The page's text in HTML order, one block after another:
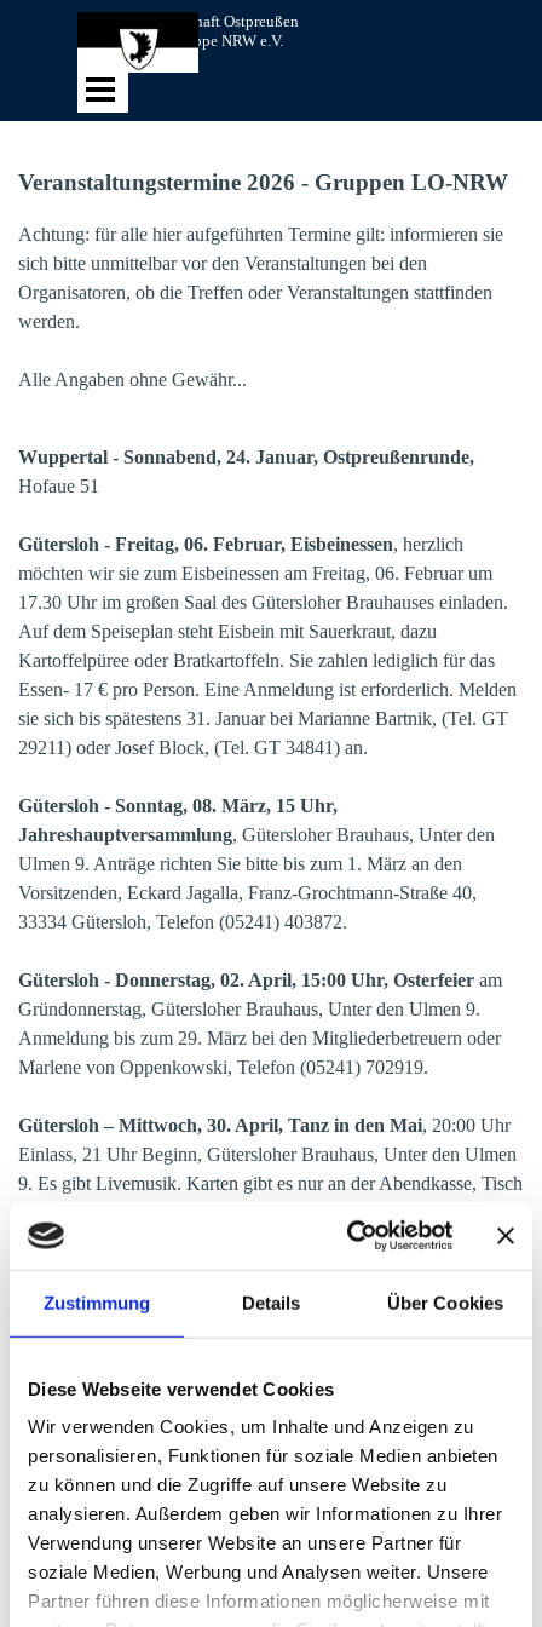
Zustimmung Details Über Cookies
Diese Webseite verwendet Cookies
Wir verwenden Cookies, um Inhalte und Anzeigen zu
personalisieren, Funktionen für soziale Medien anbieten
zu können und die Zugriffe auf unsere Website zu
analysieren. Außerdem geben wir Informationen zu Ihrer
Verwendung unserer Website an unsere Partner für
soziale Medien, Werbung und Analysen weiter. Unsere
Partner führen diese Informationen möglicherweise mit
Direkt zum Seiteninhalt
Landsmannschaft Ostpreußen
Landesgruppe NRW e.V.
Menü überspringen
Veranstaltungstermine 2026 - Gruppen LO-NRW
Achtung: für alle hier aufgeführten Termine gilt: informieren sie
sich bitte unmittelbar vor den Veranstaltungen bei den
Organisatoren, ob die Treffen oder Veranstaltungen stattfinden
werden.
Alle Angaben ohne Gewähr...
Wuppertal - Sonnabend, 24. Januar, Ostpreußenrunde,
Hofaue 51
Gütersloh - Freitag, 06. Februar, Eisbeinessen, herzlich
möchten wir sie zum Eisbeinessen am Freitag, 06. Februar um
17.30 Uhr im großen Saal des Gütersloher Brauhauses einladen.
Auf dem Speiseplan steht Eisbein mit Sauerkraut, dazu
Kartoffelpüree oder Bratkartoffeln. Sie zahlen lediglich für das
Essen- 17 € pro Person. Eine Anmeldung ist erforderlich. Melden
sie sich bis spätestens 31. Januar bei Marianne Bartnik, (Tel. GT
29211) oder Josef Block, (Tel. GT 34841) an.
Gütersloh - Sonntag, 08. März, 15 Uhr,
Jahreshauptversammlung, Gütersloher Brauhaus, Unter den
Ulmen 9. Anträge richten Sie bitte bis zum 1. März an den
Vorsitzenden, Eckard Jagalla, Franz-Grochtmann-Straße 40,
33334 Gütersloh, Telefon (05241) 403872.
Gütersloh - Donnerstag, 02. April, 15:00 Uhr, Osterfeier am
Gründonnerstag, Gütersloher Brauhaus, Unter den Ulmen 9.
Anmeldung bis zum 29. März bei den Mitgliederbetreuern oder
Marlene von Oppenkowski, Telefon (05241) 702919.
Gütersloh – Mittwoch, 30. April, Tanz in den Mai, 20:00 Uhr
Einlass, 21 Uhr Beginn, Gütersloher Brauhaus, Unter den Ulmen
9. Es gibt Livemusik. Karten gibt es nur an der Abendkasse, Tisch
Telefon (05241) 29211
Gütersloh – Donnerstag, 01.Mai, Maibaum aufstellen und
Gütersloh - Sonntag, 03. Mai, Fahrt zur Ermländerwallfahrt
nach Werl, Abfahrt: 08:00 Uhr, Rückfahrt: 16:00 Uhr
Gütersloh - Samstag, 06. Juni, Busfahrt zum
Ostpreußentreffen 2026 nach Wolfsburg,
Weitere Informationen...
Gütersloh - Samstag, 13. Juni, Fahrrad Tour in die nähere